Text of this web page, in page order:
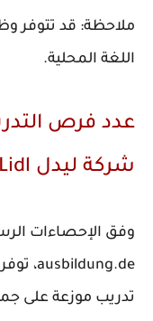
ملاحظة: قد تتوفر
اللغة المحلية.
عدد فرص
شركة ليدل Lidl
وفق الإحصاءات
تدريب موزعة على